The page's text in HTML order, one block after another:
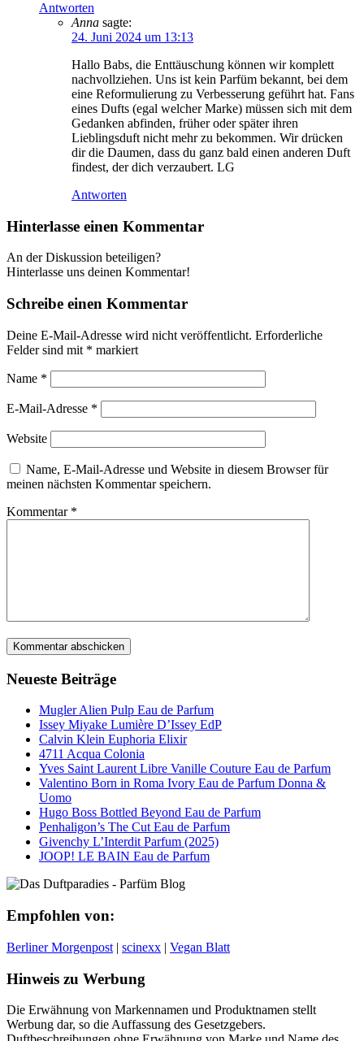
Antworten
Anna sagte:
24. Juni 2024 um 13:13
Hallo Babs, die Enttäuschung können wir komplett
nachvollziehen. Uns ist kein Parfüm bekannt, bei dem
eine Reformulierung zu Verbesserung geführt hat. Fans
eines Dufts (egal welcher Marke) müssen sich mit dem
Gedanken abfinden, früher oder später ihren
Lieblingsduft nicht mehr zu bekommen. Wir drücken
dir die Daumen, dass du ganz bald einen anderen Duft
findest, der dich verzaubert. LG
Antworten
Hinterlasse einen Kommentar
An der Diskussion beteiligen?
Hinterlasse uns deinen Kommentar!
Schreibe einen Kommentar
Deine E-Mail-Adresse wird nicht veröffentlicht. Erforderliche
Felder sind mit * markiert
Name *
E-Mail-Adresse *
Website
Name, E-Mail-Adresse und Website in diesem Browser für
meinen nächsten Kommentar speichern.
Kommentar *
Neueste Beiträge
Mugler Alien Pulp Eau de Parfum
Issey Miyake Lumière D’Issey EdP
Calvin Klein Euphoria Elixir
4711 Acqua Colonia
Yves Saint Laurent Libre Vanille Couture Eau de Parfum
Valentino Born in Roma Ivory Eau de Parfum Donna &
Uomo
Hugo Boss Bottled Beyond Eau de Parfum
Penhaligon’s The Cut Eau de Parfum
Givenchy L’Interdit Parfum (2025)
JOOP! LE BAIN Eau de Parfum
Empfohlen von:
Berliner Morgenpost | scinexx | Vegan Blatt
Hinweis zu Werbung
Die Erwähnung von Markennamen und Produktnamen stellt
Werbung dar, so die Auffassung des Gesetzgebers.